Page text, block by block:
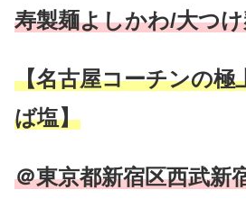
寿製麺よしかわ/大つ
【名古屋コーチンの極
ば塩】
＠東京都新宿区西武新